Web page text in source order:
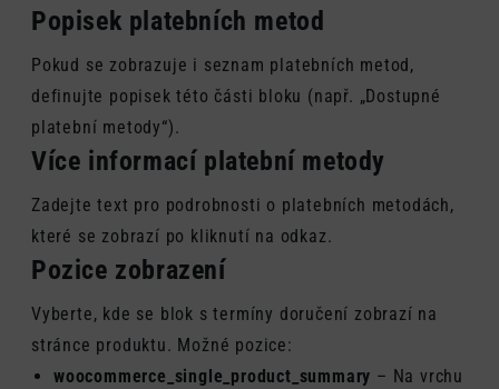
Popisek platebních metod
Pokud se zobrazuje i seznam platebních metod,
definujte popisek této části bloku (např. „Dostupné
platební metody“).
Více informací platební metody
Zadejte text pro podrobnosti o platebních metodách,
které se zobrazí po kliknutí na odkaz.
Pozice zobrazení
Vyberte, kde se blok s termíny doručení zobrazí na
stránce produktu. Možné pozice:
woocommerce_single_product_summary – Na vrchu